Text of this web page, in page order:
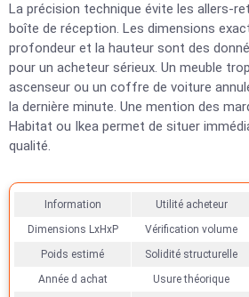
La précision technique évite les allers-
boîte de réception. Les dimensions
profondeur et la hauteur sont des
pour un acheteur sérieux. Un meuble
ascenseur ou un coffre de voiture
la dernière minute. Une mention des
Habitat ou Ikea permet de situer
qualité.
Information Utilité acheteur
Dimensions LxHxP
Vérification volume
Poids estimé
Solidité structurelle
Année d achat
Usure théorique